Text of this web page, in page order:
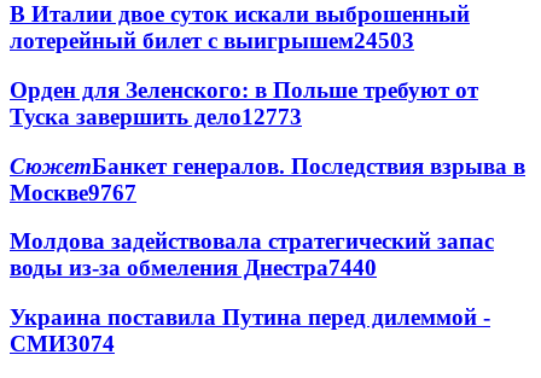
В Италии двое суток искали выброшенный
лотерейный билет с выигрышем24503
Орден для Зеленского: в Польше требуют от
Туска завершить дело12773
СюжетБанкет генералов. Последствия взрыва в
Москве9767
Молдова задействовала стратегический запас
воды из-за обмеления Днестра7440
Украина поставила Путина перед дилеммой -
СМИ3074